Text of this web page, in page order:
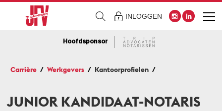
INLOGGEN
Hoofdsponsor
Carrière Werkgevers Kantoorprofielen
JUNIOR KANDIDAAT-NOTARIS